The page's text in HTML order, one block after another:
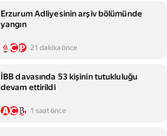
Erzurum Adliyesinin arşiv bölümünde
yangın
21 dakika önce
İBB davasında 53 kişinin tutukluluğu
devam ettirildi
1 saat önce